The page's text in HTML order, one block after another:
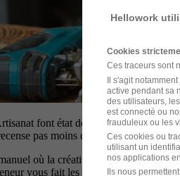
font état de plus 250
pas moins de 250 000
où la créativité aura toute sa
vous fait les yeux doux ?
Hellowork
Cookies
Ces traceurs sont
Il s'agit notamment
active pendant sa
des utilisateurs,
est connecté ou
frauduleux ou les
Ces cookies ou
utilisant un
nos applications
Ils nous